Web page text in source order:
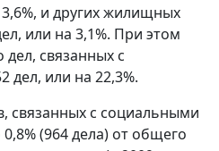
и других жилищных
или на 3,1%. При этом
дел, связанных с
дел, или на 22,3%.
связанных с социальными
(964 дела) от общего